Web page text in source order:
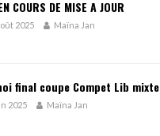
COURS DE MISE A JOUR
2025 Maïna Jan
final coupe Compet Lib mixte
2025 Maïna Jan